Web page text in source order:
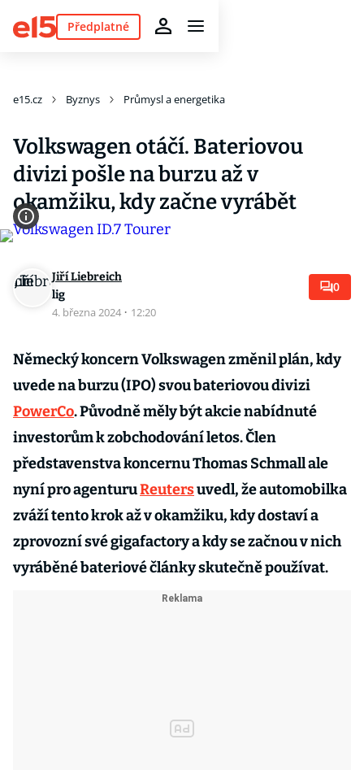
Předplatné
e15.cz Byznys Průmysl a energetika
Volkswagen otáčí. Bateriovou
divizi pošle na burzu až v
okamžiku, kdy začne vyrábět
Jiří Liebreich
lig
4. března 2024 · 12:20
0
Německý koncern Volkswagen změnil plán, kdy
uvede na burzu (IPO) svou bateriovou divizi
PowerCo. Původně měly být akcie nabídnuté
investorům k zobchodování letos. Člen
představenstva koncernu Thomas Schmall ale
nyní pro agenturuReutersuvedl, že automobilka
zváží tento krok až v okamžiku, kdy dostaví a
zprovozní své gigafactory a kdy se začnou v nich
vyráběné bateriové články skutečně používat.